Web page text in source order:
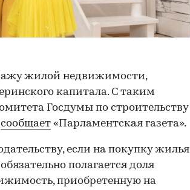
жилой недвижимости,
капитала. С таким
Госдумы по строительству
сообщает «Парламентская газета».
если на покупку жилья
полагается доля
приобретенную на